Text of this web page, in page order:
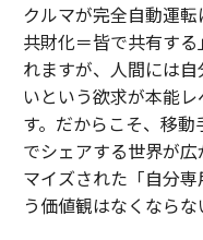
クルマが完全自動運
共財化＝皆で共有す
れますが、人間には
いという欲求が本能
す。だからこそ、移
でシェアする世界が
マイズされた「自分
う価値観はなくならな